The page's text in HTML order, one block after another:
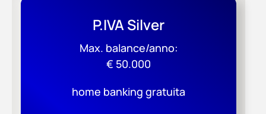
P.IVA Silver
Max. balance/anno:
€ 50.000
home banking gratuita